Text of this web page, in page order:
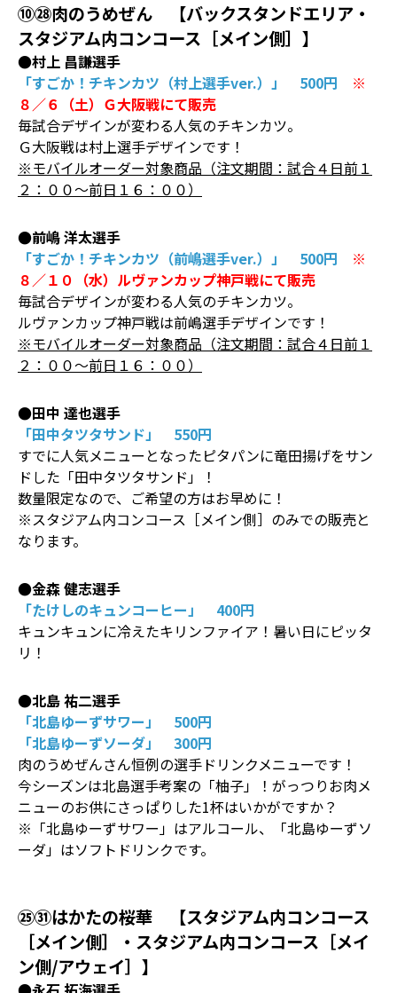
⑩㉘肉のうめぜん 【バックスタンドエリア・
スタジアム内コンコース［メイン側］】
●村上 昌謙選手
「すごか！チキンカツ（村上選手ver.）」 500円 ※
８／６（土）Ｇ大阪戦にて販売
毎試合デザインが変わる人気のチキンカツ。
Ｇ大阪戦は村上選手デザインです！
※モバイルオーダー対象商品（注文期間：試合４日前１
２：００～前日１６：００）
●前嶋 洋太選手
「すごか！チキンカツ（前嶋選手ver.）」 500円 ※
８／１０（水）ルヴァンカップ神戸戦にて販売
毎試合デザインが変わる人気のチキンカツ。
ルヴァンカップ神戸戦は前嶋選手デザインです！
※モバイルオーダー対象商品（注文期間：試合４日前１
２：００～前日１６：００）
●田中 達也選手
「田中タツタサンド」 550円
すでに人気メニューとなったピタパンに竜田揚げをサン
ドした「田中タツタサンド」！
数量限定なので、ご希望の方はお早めに！
※スタジアム内コンコース［メイン側］のみでの販売と
なります。
●金森 健志選手
「たけしのキュンコーヒー」 400円
キュンキュンに冷えたキリンファイア！暑い日にピッタ
リ！
●北島 祐二選手
「北島ゆーずサワー」 500円
「北島ゆーずソーダ」 300円
肉のうめぜんさん恒例の選手ドリンクメニューです！
今シーズンは北島選手考案の「柚子」！がっつりお肉メ
ニューのお供にさっぱりした1杯はいかがですか？
※「北島ゆーずサワー」はアルコール、「北島ゆーずソ
ーダ」はソフトドリンクです。
㉕㉛はかたの桜華 【スタジアム内コンコース
［メイン側］・スタジアム内コンコース［メイ
ン側/アウェイ］】